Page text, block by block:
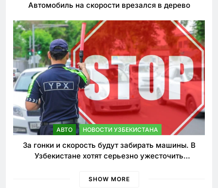
Автомобиль на скорости врезался в дерево
АВТО НОВОСТИ УЗБЕКИСТАНА
За гонки и скорость будут забирать машины. В
Узбекистане хотят серьезно ужесточить
SHOW MORE